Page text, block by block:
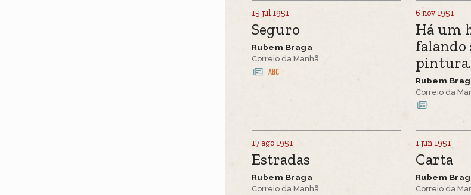
15 jul 1951
Seguro
Rubem Braga
Correio da Manhã
6 nov 1951
Há um
falando
Rubem
Correio da
17 ago 1951
Estradas
Rubem Braga
Correio da Manhã
1 jun 1951
Carta
Rubem
Correio da